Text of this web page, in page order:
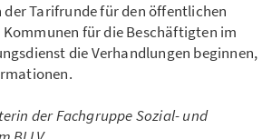
der Tarifrunde für den öffentlichen
Kommunen für die Beschäftigten im
die Verhandlungen beginnen,
der Fachgruppe Sozial- und